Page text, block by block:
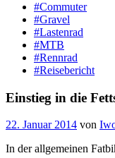
#Commuter
#Gravel
#Lastenrad
#MTB
#Rennrad
#Reisebericht
Einstieg in die
22. Januar 2014 von
In der allgemeinen